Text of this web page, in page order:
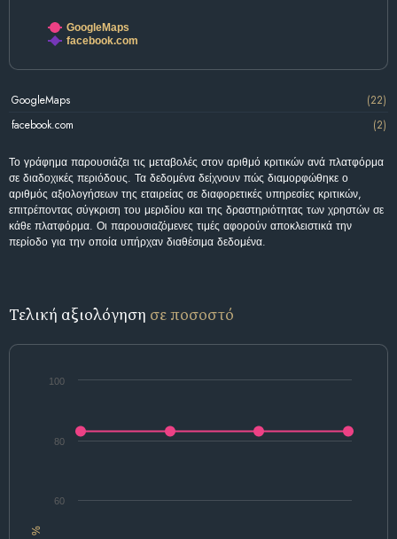
GoogleMaps
facebook.com
GoogleMaps
(22)
facebook.com
(2)
Το γράφημα παρουσιάζει τις μεταβολές στον αριθμό κριτικών ανά πλατφόρμα
σε διαδοχικές περιόδους. Τα δεδομένα δείχνουν πώς διαμορφώθηκε ο
αριθμός αξιολογήσεων της εταιρείας σε διαφορετικές υπηρεσίες κριτικών,
επιτρέποντας σύγκριση του μεριδίου και της δραστηριότητας των χρηστών σε
κάθε πλατφόρμα. Οι παρουσιαζόμενες τιμές αφορούν αποκλειστικά την
περίοδο για την οποία υπήρχαν διαθέσιμα δεδομένα.
Τελική αξιολόγηση σε ποσοστό
%
60
80
100